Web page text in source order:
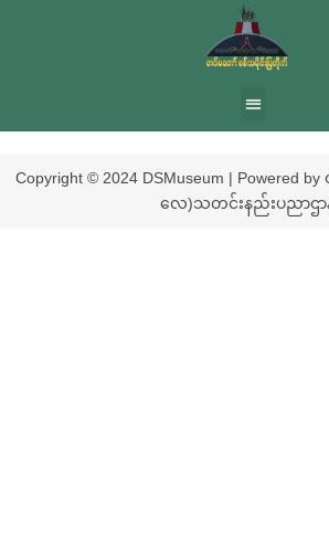
Copyright © 2024 DSMuseum | Powered
လေ)သတင်းနည်းပညာဌာ